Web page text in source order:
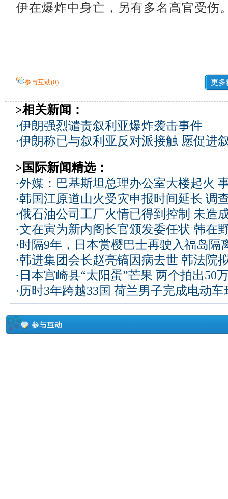
伊在爆炸中身亡，另有多名高官受伤
参与互动(0) 更多
>相关新闻：
·伊朗强烈谴责叙利亚爆炸袭击事件
·伊朗称已与叙利亚反对派接触 愿促进
>国际新闻精选：
·外媒：巴基斯坦总理办公室大楼起火
·韩国江原道山火受灾申报时间延长 调
·俄石油公司工厂火情已得到控制 未造
·文在寅为新内阁长官颁发委任状 韩在
·时隔9年，日本赏樱巴士再驶入福岛隔
·韩进集团会长赵亮镐因病去世 韩法院
· 日本宫崎县“太阳蛋”芒果 两个拍出50
·历时3年跨越33国 荷兰男子完成电动车